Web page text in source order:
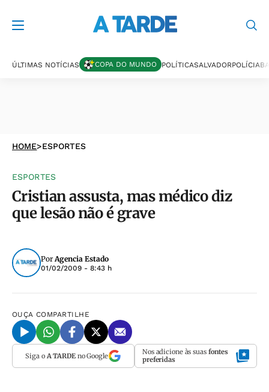
ÚLTIMAS NOTÍCIAS COPA DO MUNDO POLÍTICASALVADORPOLÍCIA
HOME>ESPORTES
ESPORTES
Cristian assusta, mas médico diz
que lesão não é grave
PorAgencia Estado
01/02/2009 - 8:43 h
OUÇA COMPARTILHE
Siga o A TARDEno Google Nos adicione às suas fontes
preferidas